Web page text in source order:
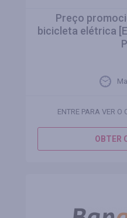
Preço
bicicleta elétrica
ENTRE PARA VER O
OBTER